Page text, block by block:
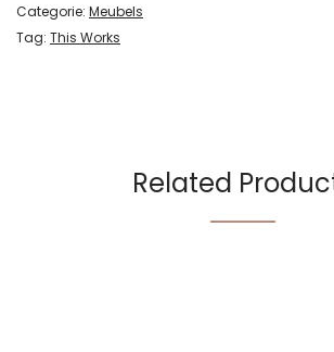
Categorie: Meubels
Tag: This Works
Related